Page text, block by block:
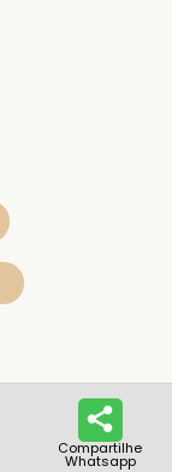
Compartilhe
Whatsapp